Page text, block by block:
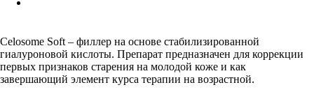
Celosome Soft – филлер на основе стабилизированной
гиалуроновой кислоты. Препарат предназначен для коррекции
первых признаков старения на молодой коже и как
завершающий элемент курса терапии на возрастной.